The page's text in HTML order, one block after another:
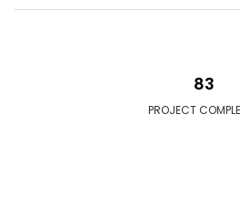
83
PROJECT